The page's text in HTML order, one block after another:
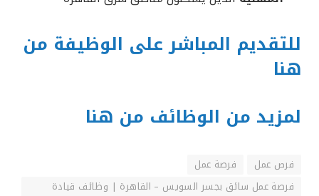
للتقديم المباشر على الوظيفة من
هنا
لمزيد من الوظائف من هنا
فرص عمل
فرصة عمل
فرصة عمل سائق بجسر السويس – القاهرة | وظائف قيادة